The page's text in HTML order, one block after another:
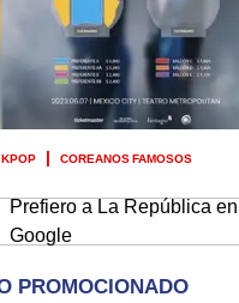
KPOP COREANOS FAMOSOS
Prefiero a La República en
Google